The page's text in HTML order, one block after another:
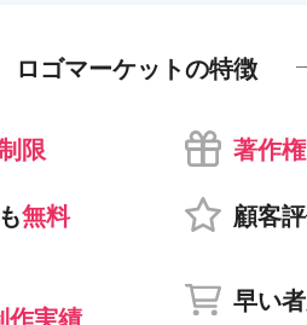
ロゴマーケットの特徴
限
著作
無料 顧客
作実績
早い